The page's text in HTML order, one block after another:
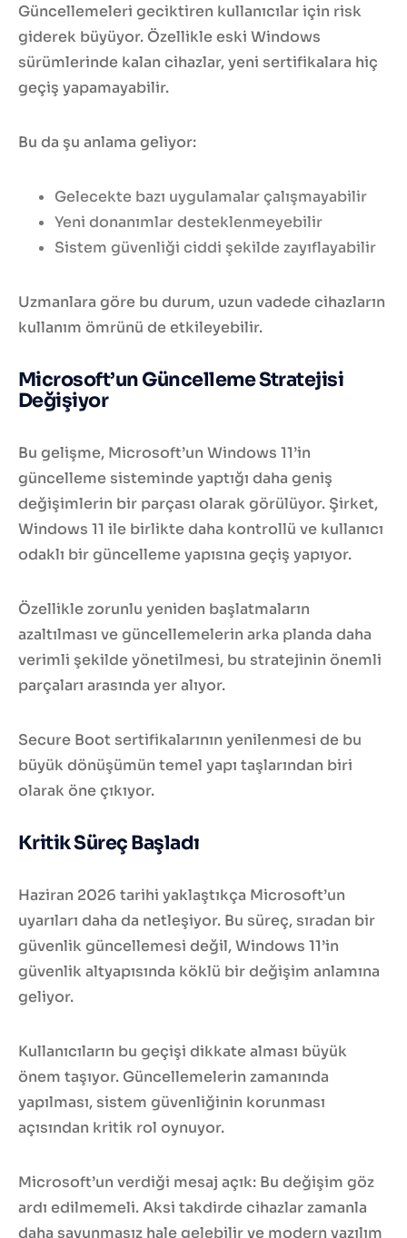
Güncellemeleri geciktiren kullanıcılar için risk
giderek büyüyor. Özellikle eski Windows
sürümlerinde kalan cihazlar, yeni sertifikalara hiç
geçiş yapamayabilir.
Bu da şu anlama geliyor:
Gelecekte bazı uygulamalar çalışmayabilir
Yeni donanımlar desteklenmeyebilir
Sistem güvenliği ciddi şekilde zayıflayabilir
Uzmanlara göre bu durum, uzun vadede cihazların
kullanım ömrünü de etkileyebilir.
Microsoft’un Güncelleme Stratejisi
Değişiyor
Bu gelişme, Microsoft’un Windows 11’in
güncelleme sisteminde yaptığı daha geniş
değişimlerin bir parçası olarak görülüyor. Şirket,
Windows 11 ile birlikte daha kontrollü ve kullanıcı
odaklı bir güncelleme yapısına geçiş yapıyor.
Özellikle zorunlu yeniden başlatmaların
azaltılması ve güncellemelerin arka planda daha
verimli şekilde yönetilmesi, bu stratejinin önemli
parçaları arasında yer alıyor.
Secure Boot sertifikalarının yenilenmesi de bu
büyük dönüşümün temel yapı taşlarından biri
olarak öne çıkıyor.
Kritik Süreç Başladı
Haziran 2026 tarihi yaklaştıkça Microsoft’un
uyarıları daha da netleşiyor. Bu süreç, sıradan bir
güvenlik güncellemesi değil, Windows 11’in
güvenlik altyapısında köklü bir değişim anlamına
geliyor.
Kullanıcıların bu geçişi dikkate alması büyük
önem taşıyor. Güncellemelerin zamanında
yapılması, sistem güvenliğinin korunması
açısından kritik rol oynuyor.
Microsoft’un verdiği mesaj açık: Bu değişim göz
ardı edilmemeli. Aksi takdirde cihazlar zamanla
daha savunmasız hale gelebilir ve modern yazılım